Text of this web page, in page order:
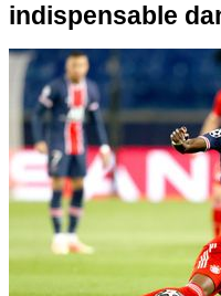
indispensable